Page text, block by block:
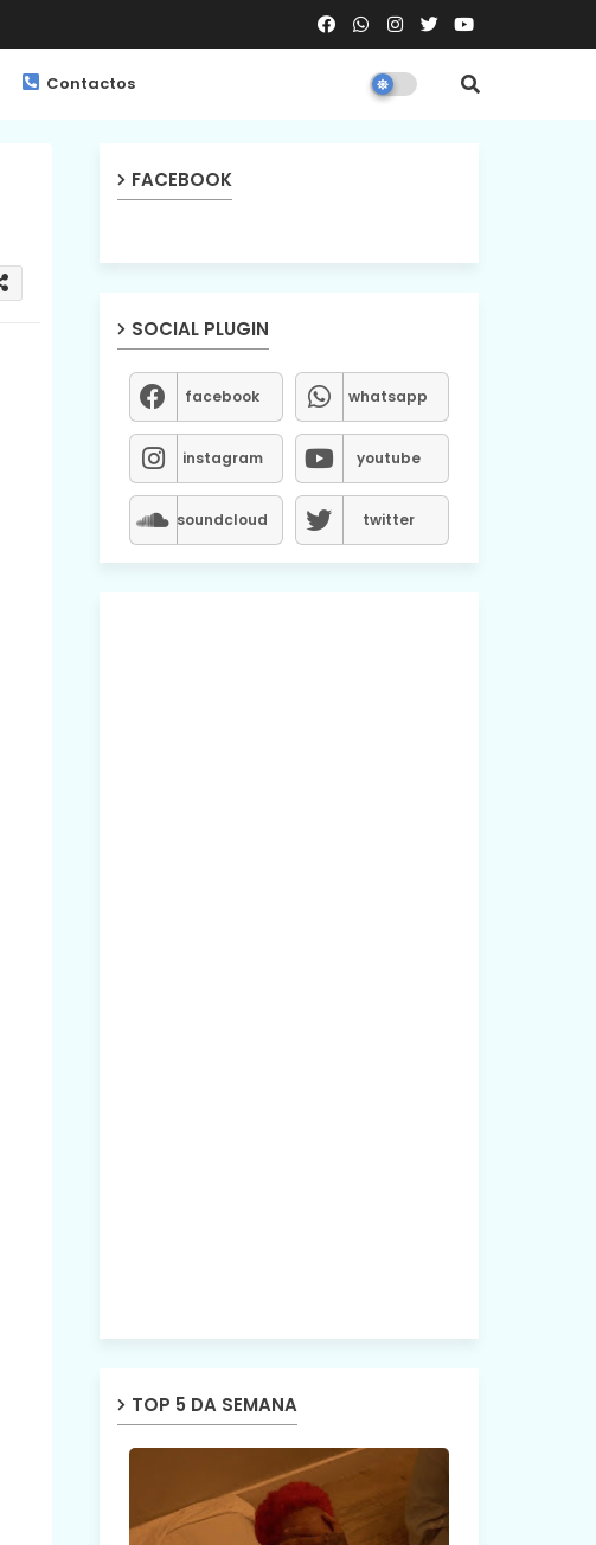
Contactos
FACEBOOK
SOCIAL PLUGIN
facebook whatsapp
instagram youtube
soundcloud twitter
TOP 5 DA SEMANA